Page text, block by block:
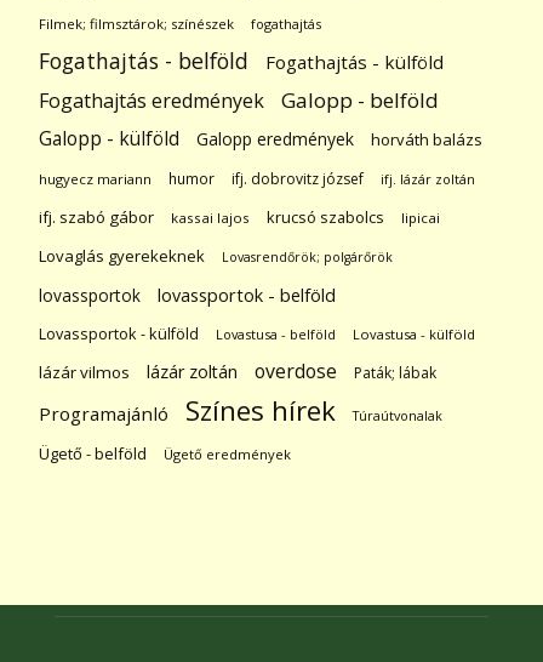
Filmek; filmsztárok; színészek fogathajtás
Fogathajtás - belföld Fogathajtás - külföld
Fogathajtás eredmények Galopp - belföld
Galopp - külföld Galopp eredmények horváth balázs
hugyecz mariann humor ifj. dobrovitz józsef ifj. lázár zoltán
ifj. szabó gábor kassai lajos krucsó szabolcs lipicai
Lovaglás gyerekeknek Lovasrendőrök; polgárőrök
lovassportok lovassportok - belföld
Lovassportok - külföld Lovastusa - belföld Lovastusa - külföld
lázár vilmos lázár zoltán overdose Paták; lábak
Programajánló Színes hírek Túraútvonalak
Ügető - belföld Ügető eredmények